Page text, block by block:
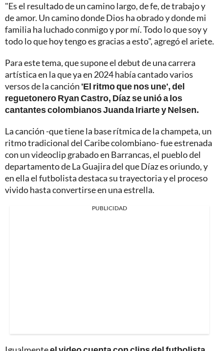
"Es el resultado de un camino largo, de fe, de trabajo y
de amor. Un camino donde Dios ha obrado y donde mi
familia ha luchado conmigo y por mí. Todo lo que soy y
todo lo que hoy tengo es gracias a esto", agregó el ariete.
Para este tema, que supone el debut de una carrera
artística en la que ya en 2024 había cantado varios
versos de la canción 'El ritmo que nos une', del
reguetonero Ryan Castro, Díaz se unió a los
cantantes colombianos Juanda Iriarte y Nelsen.
La canción -que tiene la base rítmica de la champeta, un
ritmo tradicional del Caribe colombiano- fue estrenada
con un videoclip grabado en Barrancas, el pueblo del
departamento de La Guajira del que Díaz es oriundo, y
en ella el futbolista destaca su trayectoria y el proceso
vivido hasta convertirse en una estrella.
PUBLICIDAD